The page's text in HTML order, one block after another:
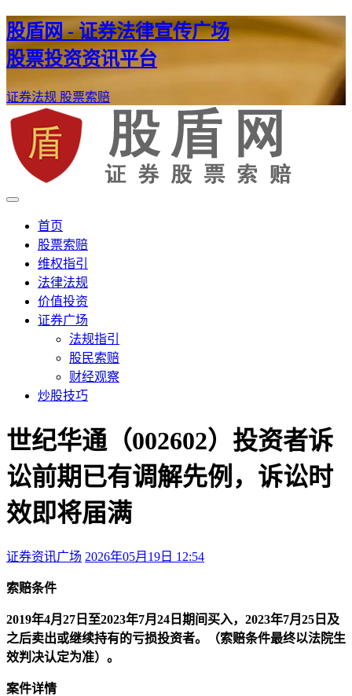
股盾网 - 证券法律宣传广场
股票投资资讯平台
证券法规 股票索赔
股盾网
证券股票维权网
首页
股票索赔
维权指引
法律法规
价值投资
证券广场
法规指引
股民索赔
财经观察
炒股技巧
世纪华通（002602）投资者诉
讼前期已有调解先例，诉讼时
效即将届满
证券资讯广场 2026年05月19日 12:54
索赔条件
2019年4月27日至2023年7月24日期间买入，2023年7月25日及
之后卖出或继续持有的亏损投资者。（索赔条件最终以法院生
效判决认定为准）。
案件详情